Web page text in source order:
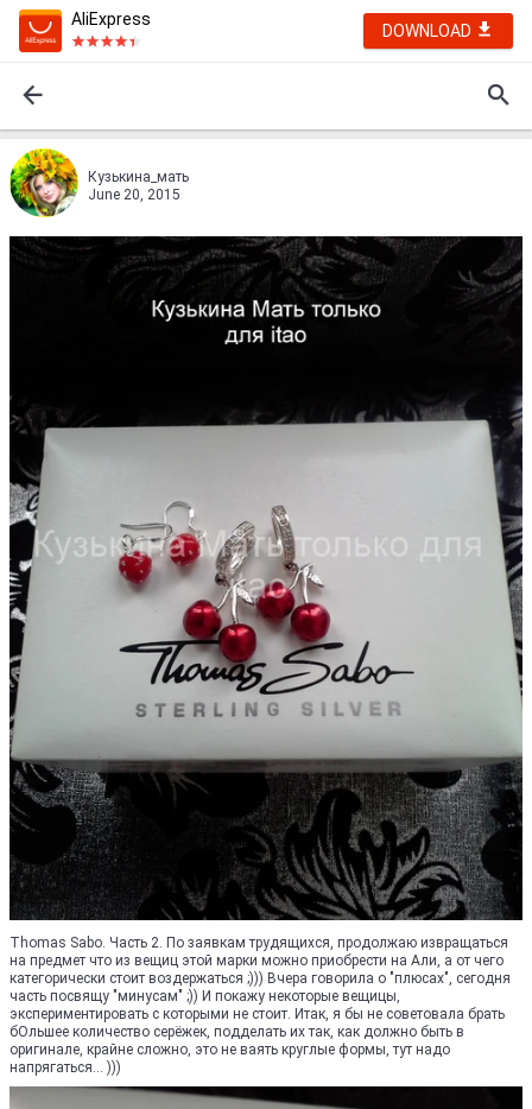
AliExpress
DOWNLOAD
Кузькина_мать
June 20, 2015
Thomas Sabo. Часть 2. По заявкам трудящихся, продолжаю извращаться
на предмет что из вещиц этой марки можно приобрести на Али, а от чего
категорически стоит воздержаться ;))) Вчера говорила о "плюсах", сегодня
часть посвящу "минусам" ;)) И покажу некоторые вещицы,
экспериментировать с которыми не стоит. Итак, я бы не советовала брать
бОльшее количество серёжек, подделать их так, как должно быть в
оригинале, крайне сложно, это не ваять круглые формы, тут надо
напрягаться... )))